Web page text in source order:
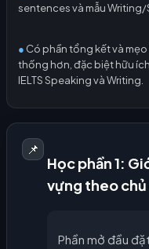
sentences và mẫu
● Có phần tổng kết và
thống hơn, đặc biệt hữu
IELTS Speaking và Writing.
📌
Học phần 1:
vựng theo chủ
Phần mở đầu